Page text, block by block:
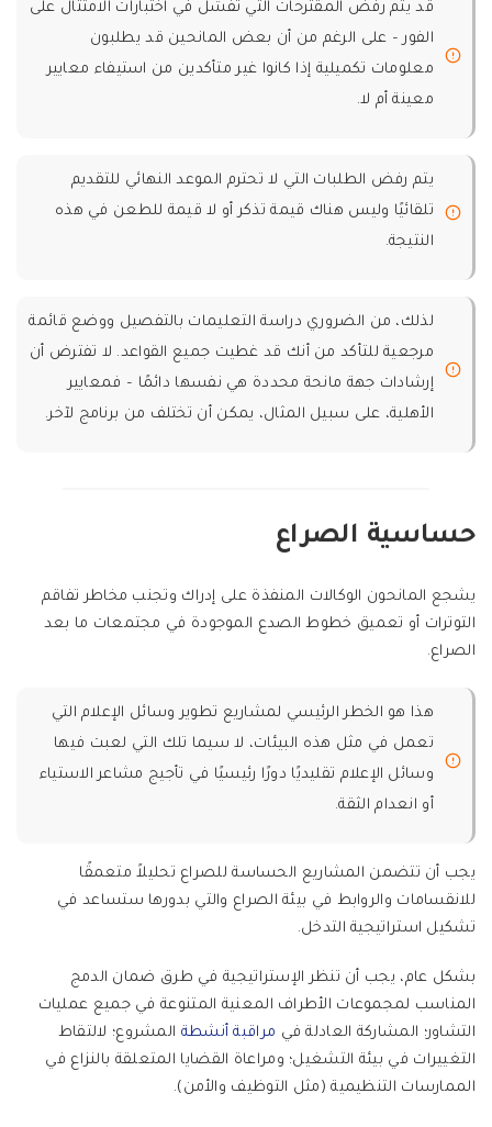
قد يتم رفض المقترحات التي تفشل في اختبارات الامتثال على
الفور – على الرغم من أن بعض المانحين قد يطلبون
معلومات تكميلية إذا كانوا غير متأكدين من استيفاء معايير
معينة أم لا.
يتم رفض الطلبات التي لا تحترم الموعد النهائي للتقديم
تلقائيًا وليس هناك قيمة تذكر أو لا قيمة للطعن في هذه
النتيجة.
لذلك، من الضروري دراسة التعليمات بالتفصيل ووضع قائمة
مرجعية للتأكد من أنك قد غطيت جميع القواعد. لا تفترض أن
إرشادات جهة مانحة محددة هي نفسها دائمًا – فمعايير
الأهلية، على سبيل المثال، يمكن أن تختلف من برنامج لآخر.
حساسية الصراع
يشجع المانحون الوكالات المنفذة على إدراك وتجنب مخاطر تفاقم
التوترات أو تعميق خطوط الصدع الموجودة في مجتمعات ما بعد
الصراع.
هذا هو الخطر الرئيسي لمشاريع تطوير وسائل الإعلام التي
تعمل في مثل هذه البيئات، لا سيما تلك التي لعبت فيها
وسائل الإعلام تقليديًا دورًا رئيسيًا في تأجيج مشاعر الاستياء
أو انعدام الثقة.
يجب أن تتضمن المشاريع الحساسة للصراع تحليلاً متعمقًا
للانقسامات والروابط في بيئة الصراع والتي بدورها ستساعد في
تشكيل استراتيجية التدخل.
بشكل عام، يجب أن تنظر الإستراتيجية في طرق ضمان الدمج
المناسب لمجموعات الأطراف المعنية المتنوعة في جميع عمليات
التشاور؛ المشاركة العادلة في مراقبة أنشطة المشروع؛ لالتقاط
التغييرات في بيئة التشغيل؛ ومراعاة القضايا المتعلقة بالنزاع في
الممارسات التنظيمية (مثل التوظيف والأمن).